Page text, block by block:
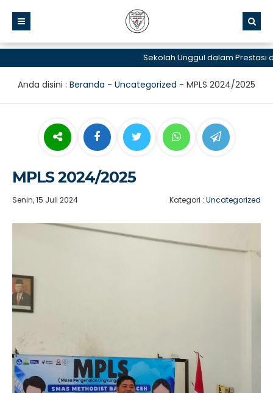
Sekolah Unggul dalam Prestasi dan
Anda disini : Beranda - Uncategorized - MPLS 2024/2025
MPLS 2024/2025
Senin, 15 Juli 2024 Kategori : Uncategorized